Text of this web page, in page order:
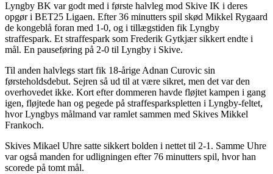
Lyngby BK var godt med i første halvleg mod Skive IK i deres
opgør i BET25 Ligaen. Efter 36 minutters spil skød Mikkel Rygaard
de kongeblå foran med 1-0, og i tillægstiden fik Lyngby
straffespark. Et straffespark som Frederik Gytkjær sikkert endte i
mål. En pauseføring på 2-0 til Lyngby i Skive.
Til anden halvlegs start fik 18-årige Adnan Curovic sin
førsteholdsdebut. Sejren så ud til at være sikret, men det var den
overhovedet ikke. Kort efter dommeren havde fløjtet kampen i gang
igen, fløjtede han og pegede på straffesparkspletten i Lyngby-feltet,
hvor Lyngbys målmand var ramlet sammen med Skives Mikkel
Frankoch.
Skives Mikael Uhre satte sikkert bolden i nettet til 2-1. Samme Uhre
var også manden for udligningen efter 76 minutters spil, hvor han
scorede på tomt mål.